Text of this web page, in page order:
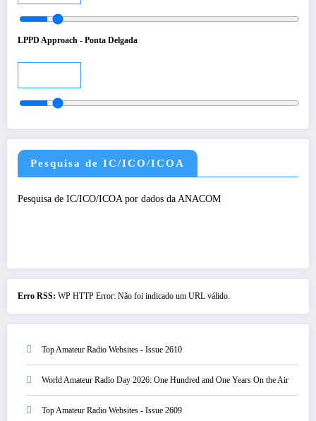
LPPD Approach - Ponta Delgada
Pesquisa de IC/ICO/ICOA
Pesquisa de IC/ICO/ICOA por dados da ANACOM
Erro RSS: WP HTTP Error: Não foi indicado um URL válido.
Top Amateur Radio Websites - Issue 2610
World Amateur Radio Day 2026: One Hundred and One Years On the Air
Top Amateur Radio Websites - Issue 2609